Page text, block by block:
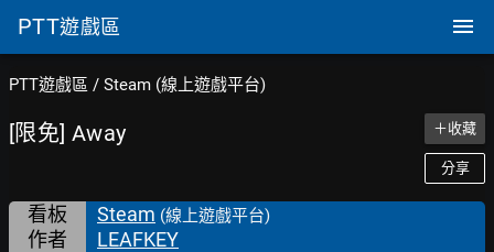
PTT遊戲區
PTT遊戲區 / Steam (線上遊戲平台)
[限免] Away ＋收藏
分享
看板 Steam (線上遊戲平台)
作者
LEAFKEY